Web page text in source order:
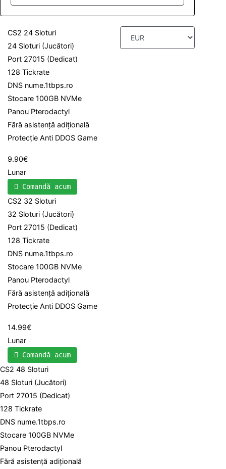
CS2 24 Sloturi
24 Sloturi (Jucători)
Port 27015 (Dedicat)
128 Tickrate
DNS nume.1tbps.ro
Stocare 100GB NVMe
Panou Pterodactyl
Fără asistență adițională
Protecție Anti DDOS Game
9.90€
Lunar
Comandă acum
CS2 32 Sloturi
32 Sloturi (Jucători)
Port 27015 (Dedicat)
128 Tickrate
DNS nume.1tbps.ro
Stocare 100GB NVMe
Panou Pterodactyl
Fără asistență adițională
Protecție Anti DDOS Game
14.99€
Lunar
Comandă acum
CS2 48 Sloturi
48 Sloturi (Jucători)
Port 27015 (Dedicat)
128 Tickrate
DNS nume.1tbps.ro
Stocare 100GB NVMe
Panou Pterodactyl
Fără asistență adițională